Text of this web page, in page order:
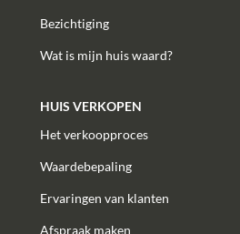
Bezichtiging
Wat is mijn huis waard?
HUIS VERKOPEN
Het verkoopproces
Waardebepaling
Ervaringen van klanten
Afspraak maken